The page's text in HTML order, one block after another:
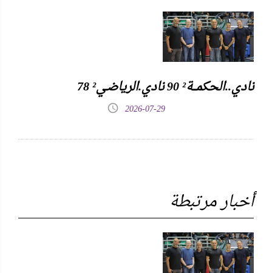
نادي..الحكمـــة² 90 نادي.الرياضـي² 78
2026-07-29
أخبار مرتبطة